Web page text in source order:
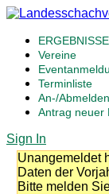
ERGEBNISSE
Vereine
Terminliste
An-/Abmelden
Antrag neuer
Sign In
Unangemeldet
Daten der
Bitte melden